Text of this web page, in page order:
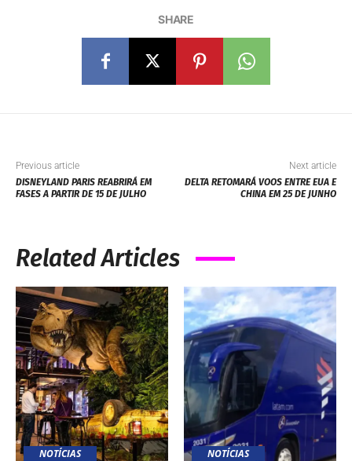
SHARE
Previous article
DISNEYLAND PARIS REABRIRÁ EM
FASES A PARTIR DE 15 DE JULHO
Next article
DELTA RETOMARÁ VOOS ENTRE EUA E
CHINA EM 25 DE JUNHO
Related Articles
NOTÍCIAS NOTÍCIAS